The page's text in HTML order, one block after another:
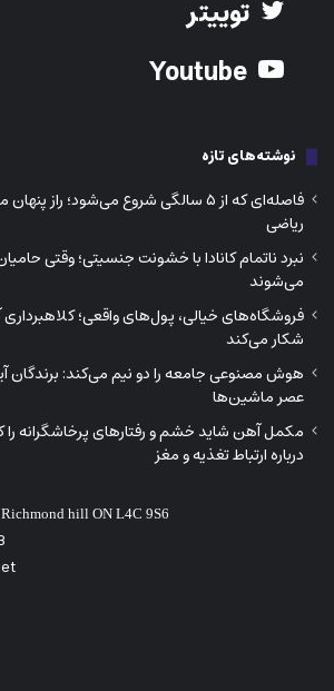
توییتر
نوشته‌های تازه
فاصله‌ای که از ۵ سالگی شروع می‌شود؛
ریاضی
نبرد ناتمام کانادا با خشونت جنسیتی؛ وقتی
می‌شوند
فروشگاه‌های خیالی، پول‌های واقعی؛ کلاهبرداری
شکار می‌کند
هوش مصنوعی جامعه را دو نیم می‌کند: برندگان
عصر ماشین‌ها
مکمل آهن شاید خشم و رفتارهای پرخاشگرانه
درباره ارتباط تغذیه و مغز
hill ON L4C 9S6